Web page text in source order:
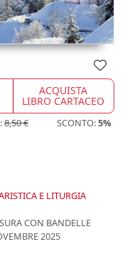
ACQUISTA
LIBRO CARTACEO
8,50 € SCONTO:5%
E LITURGIA
CON BANDELLE
2025